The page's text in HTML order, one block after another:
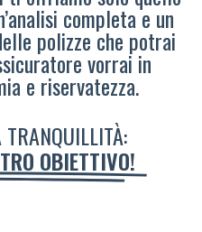
completa e un
polizze che potrai
vorrai in
e riservatezza.
OBIETTIVO!